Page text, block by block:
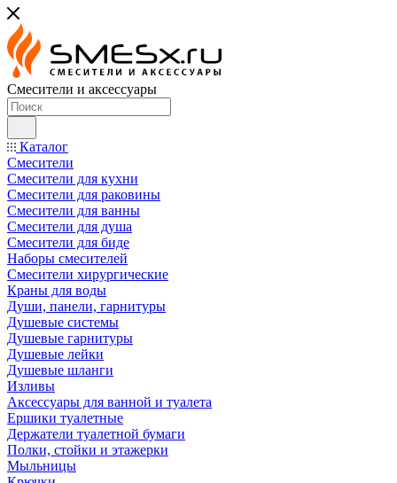
Смесители и аксессуары
Каталог
Смесители
Смесители для кухни
Смесители для раковины
Смесители для ванны
Смесители для душа
Смесители для биде
Наборы смесителей
Смесители хирургические
Краны для воды
Души, панели, гарнитуры
Душевые системы
Душевые гарнитуры
Душевые лейки
Душевые шланги
Изливы
Аксессуары для ванной и туалета
Ершики туалетные
Держатели туалетной бумаги
Полки, стойки и этажерки
Мыльницы